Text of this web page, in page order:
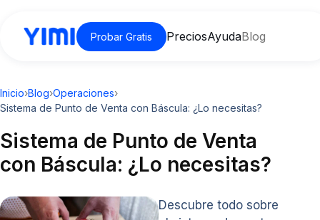
Probar Gratis PreciosAyudaBlog
Inicio›Blog›Operaciones›
Sistema de Punto de Venta con Báscula: ¿Lo necesitas?
Sistema de Punto de Venta
con Báscula: ¿Lo necesitas?
Descubre todo sobre